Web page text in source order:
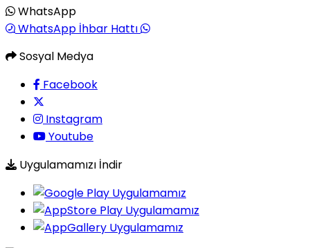
WhatsApp
WhatsApp İhbar Hattı
Sosyal Medya
Facebook
Instagram
Youtube
Uygulamamızı İndir